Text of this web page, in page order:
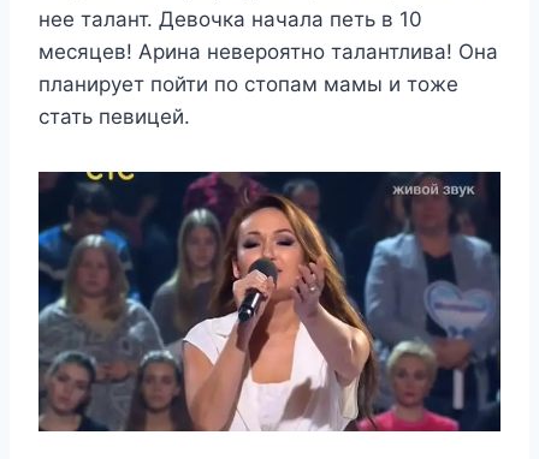
нее талант. Девочка начала петь в 10
месяцев! Арина невероятно талантлива! Она
планирует пойти по стопам мамы и тоже
стать певицей.